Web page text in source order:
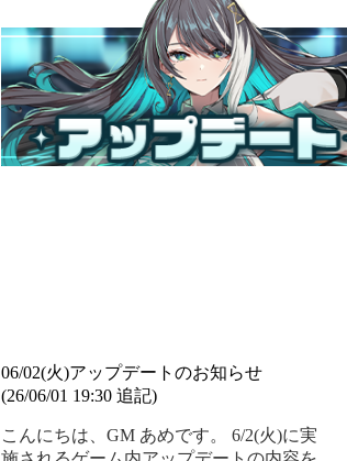
知
ら
せ
06/02(火)アップデートのお知らせ
(26/06/01 19:30 追記)
こんにちは、GM あめです。 6/2(火)に実